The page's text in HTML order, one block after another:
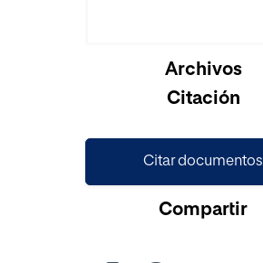
Archivos
Citación
Citar documentos
Compartir